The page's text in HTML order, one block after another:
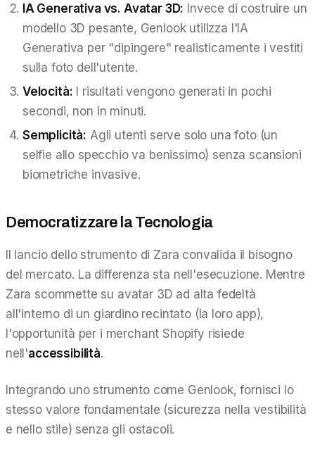
IA Generativa vs. Avatar 3D: Invece di costruire un
modello 3D pesante, Genlook utilizza l'IA
Generativa per "dipingere" realisticamente i vestiti
sulla foto dell'utente.
Velocità: I risultati vengono generati in pochi
secondi, non in minuti.
Semplicità: Agli utenti serve solo una foto (un
selfie allo specchio va benissimo) senza scansioni
biometriche invasive.
Democratizzare la Tecnologia
Il lancio dello strumento di Zara convalida il bisogno
del mercato. La differenza sta nell'esecuzione. Mentre
Zara scommette su avatar 3D ad alta fedeltà
all'interno di un giardino recintato (la loro app),
l'opportunità per i merchant Shopify risiede
nell'accessibilità.
Integrando uno strumento come Genlook, fornisci lo
stesso valore fondamentale (sicurezza nella vestibilità
e nello stile) senza gli ostacoli.